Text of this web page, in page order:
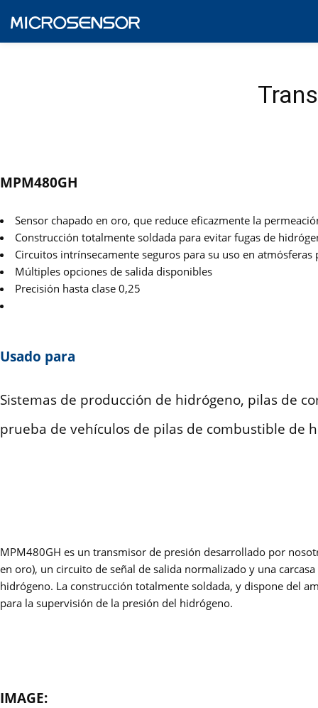
MPM480GH
Sensor chapado en oro, que reduce eficazmente la
Construcción totalmente soldada para evitar fugas de
Circuitos intrínsecamente seguros para su uso en
Múltiples opciones de salida disponibles
Precisión hasta clase 0,25
Usado para
Sistemas de producción de hidrógeno, pilas de
prueba de vehículos de pilas de combustible de
MPM480GH es un transmisor de presión desarrollado por
en oro), un circuito de señal de salida normalizado y una
hidrógeno. La construcción totalmente soldada, y dispone del
para la supervisión de la presión del hidrógeno.
IMAGE: